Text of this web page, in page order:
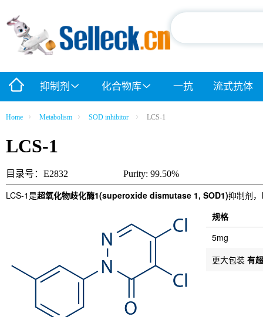
抑制剂 化合物库 一抗 流式抗体
Home Metabolism SOD inhibitor LCS-1
LCS-1
目录号：E2832 Purity: 99.50%
LCS-1是超氧化物歧化酶1(superoxide dismutase 1, SOD1)抑制剂
规格
5mg
更大包装 有